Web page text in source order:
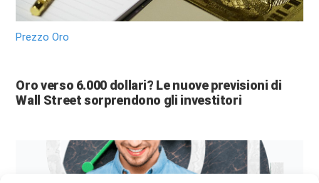
Prezzo Oro
Oro verso 6.000 dollari? Le nuove previsioni di
Wall Street sorprendono gli investitori